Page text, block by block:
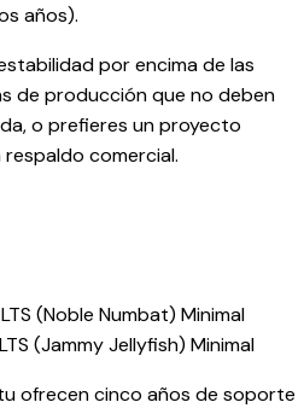
años).
por encima de las
de producción que no deben
o prefieres un proyecto
comercial.
(Noble Numbat) Minimal
(Jammy Jellyfish) Minimal
ofrecen cinco años de soporte